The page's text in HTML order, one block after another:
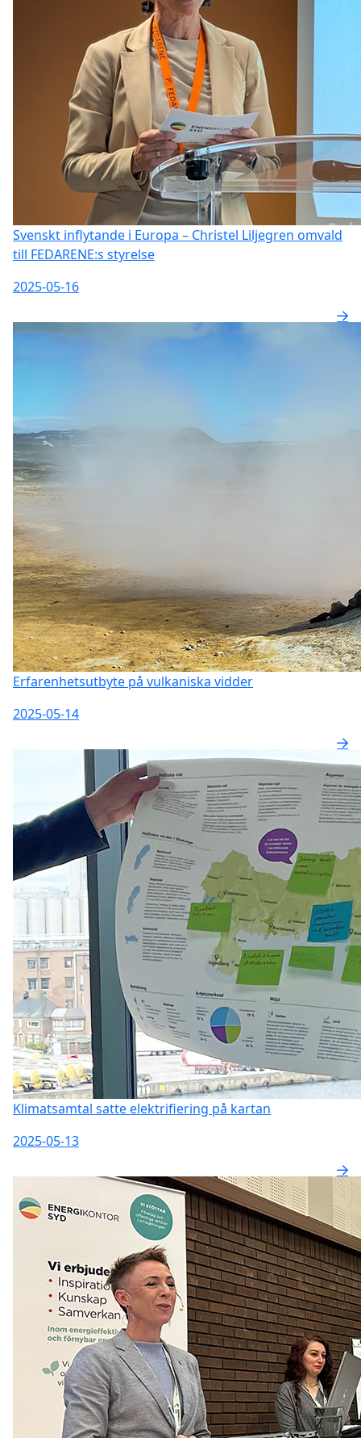
Svenskt inflytande i Europa – Christel Liljegren omvald
till FEDARENE:s styrelse
2025-05-16
Erfarenhetsutbyte på vulkaniska vidder
2025-05-14
Klimatsamtal satte elektrifiering på kartan
2025-05-13